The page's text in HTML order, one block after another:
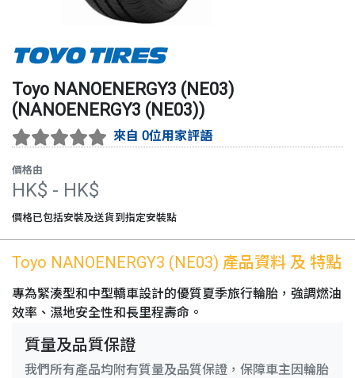
Toyo NANOENERGY3 (NE03)
(NANOENERGY3 (NE03))
來自 0位用家評語
價格由
HK$ - HK$
價格已包括安裝及送貨到指定安裝點
Toyo NANOENERGY3 (NE03) 產品資料 及 特點
專為緊湊型和中型轎車設計的優質夏季旅行輪胎，強調燃油
效率、濕地安全性和長里程壽命。
質量及品質保證
我們所有產品均附有質量及品質保證，保障車主因輪胎